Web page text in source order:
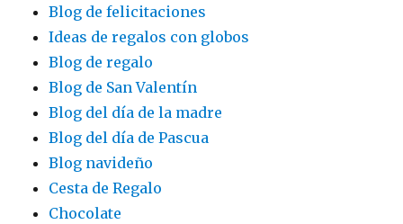
Blog de felicitaciones
Ideas de regalos con globos
Blog de regalo
Blog de San Valentín
Blog del día de la madre
Blog del día de Pascua
Blog navideño
Cesta de Regalo
Chocolate